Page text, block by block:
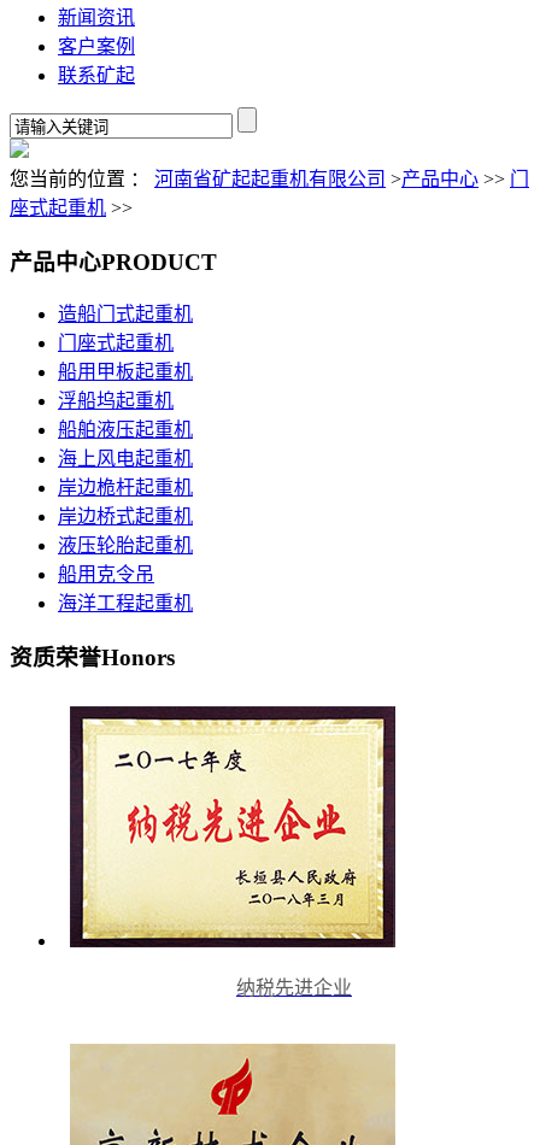
新闻资讯
客户案例
联系矿起
您当前的位置 ： 河南省矿起起重机有限公司 >产品中心 >> 门
座式起重机 >>
产品中心PRODUCT
造船门式起重机
门座式起重机
船用甲板起重机
浮船坞起重机
船舶液压起重机
海上风电起重机
岸边桅杆起重机
岸边桥式起重机
液压轮胎起重机
船用克令吊
海洋工程起重机
资质荣誉Honors
纳税先进企业